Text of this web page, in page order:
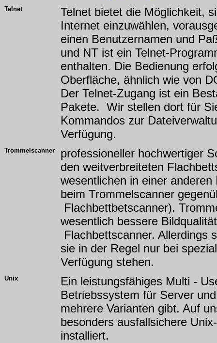
Telnet
Telnet bietet die Möglichkeit,
Internet einzuwählen,
einen Benutzernamen und
und NT ist ein Telnet-
enthalten. Die Bedienung
Oberfläche, ähnlich wie von
Der Telnet-Zugang ist ein
Pakete. Wir stellen dort für
Kommandos zur
Verfügung.
Trommelscanner
professioneller hochwertiger
den weitverbreiteten
wesentlichen in einer
beim Trommelscanner
Flachbettbetscanner).
wesentlich bessere
Flachbettscanner. Allerdings
sie in der Regel nur bei
Verfügung stehen.
Unix
Ein leistungsfähiges Multi -
Betriebssystem für Server
mehrere Varianten gibt. Auf
besonders ausfallsichere
installiert.